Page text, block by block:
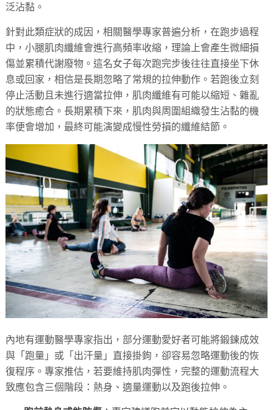
泛沾黏。
針對此類症狀的成因，相關醫學專家普遍分析，在跑步過程
中，小腿肌肉纖維會進行高頻率收縮，理論上會產生微細損
傷並累積代謝廢物。這名女子每次跑完步後往往直接坐下休
息或回家，相信是長期忽略了常規的拉伸動作。若跑後立刻
停止活動且未進行適當拉伸，肌肉纖維有可能以縮短、雜亂
的狀態癒合。長期累積下來，肌肉與周圍組織發生沾黏的機
率便會增加，最終可能演變成慢性勞損的纖維結節。
內地有運動醫學專家指出，部分運動愛好者可能將鍛鍊成效
與「跑量」或「出汗量」直接掛鉤，卻容易忽略運動後的恢
復程序。專家推估，若要維持肌肉彈性，完整的運動流程大
致應包含三個階段：熱身、適量運動以及跑後拉伸。